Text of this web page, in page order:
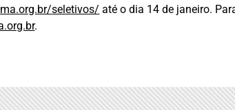
seletivos/ até o dia 14 de janeiro.
.